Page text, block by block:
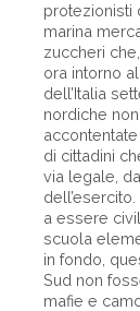
protezionisti
marina
zuccheri
ora intorno
dell’Italia
nordiche
di cittadini
via legale,
a essere
scuola
in fondo,
Sud non
mafie e